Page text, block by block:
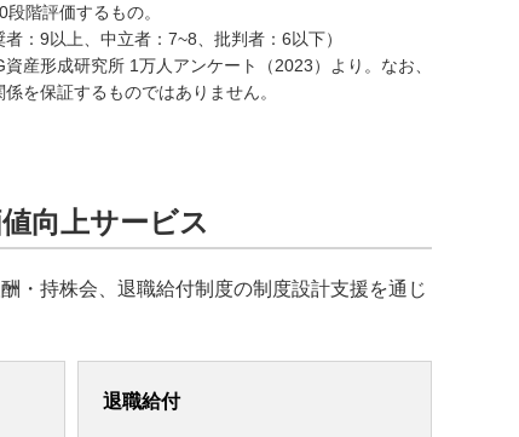
段階評価するもの。
者：9以上、中立者：7~8、批判者：6以下）
資産形成研究所 1万人アンケート（2023）より。なお、
係を保証するものではありません。
向上サービス
・持株会、退職給付制度の制度設計支援を通じ
退職給付